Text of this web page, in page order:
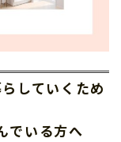
していくため
でいる方へ